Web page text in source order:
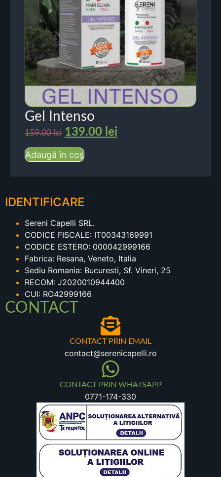
Gel Intenso
159.00lei 139.00 lei
Adaugă în coș
IDENTIFICARE
Sereni Capelli SRL.
CODICE FISCALE: IT00343169991
CODICE ESTERO: 000042999166
Fabrica: Resana, Veneto, Italia
Sediu Romania: Bucuresti, Sf. Vineri, 25
RECOM: J2020010944400
CUI: RO42999166
CONTACT
CONTACT PRIN EMAIL
contact@serenicapelli.ro
CONTACT PRIN WHATSAPP
0771-174-330